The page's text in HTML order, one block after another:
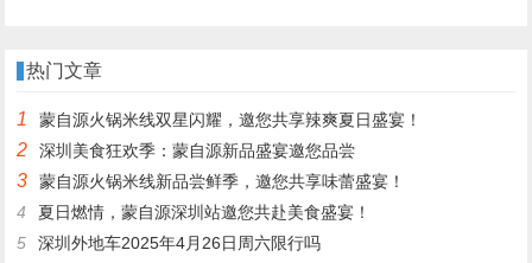
热门文章
1 蒙自源火锅米线双星闪耀，邀您共享辣爽夏日盛宴！
2 深圳美食狂欢季：蒙自源新品盛宴邀您品尝
3
蒙自源火锅米线新品尝鲜季，邀您共享味蕾盛宴！
4
夏日燃情，蒙自源深圳站邀您共赴美食盛宴！
5
深圳外地车2025年4月26日周六限行吗